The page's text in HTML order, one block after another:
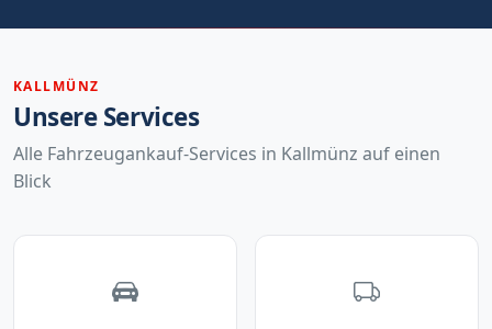
KALLMÜNZ
Unsere Services
Alle Fahrzeugankauf-Services in Kallmünz auf einen
Blick